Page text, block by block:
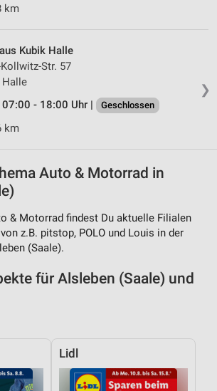
km
❯
Kubik Halle
Str. 57
Halle
07:00 - 18:00 Uhr |
Geschlossen
km
Auto & Motorrad in
& Motorrad findest Du aktuelle Filialen
z.B. pitstop, POLO und Louis in der
(Saale).
für Alsleben (Saale) und
Lidl